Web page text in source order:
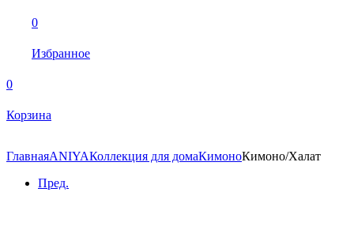
0
Избранное
0
Корзина
ГлавнаяANIYAКоллекция для домаКимоноКимоно/Халат
Пред.